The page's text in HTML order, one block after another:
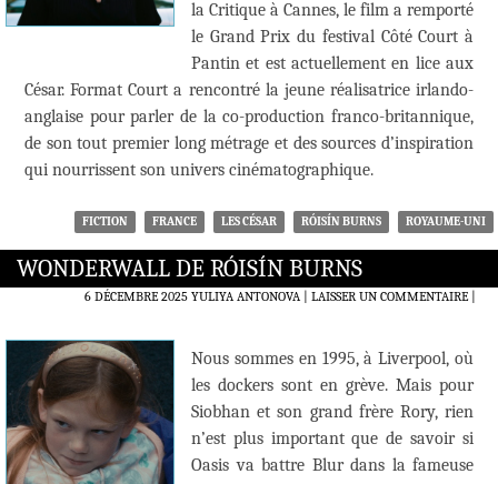
la Critique à Cannes, le film a remporté
le Grand Prix du festival Côté Court à
Pantin et est actuellement en lice aux
César. Format Court a rencontré la jeune réalisatrice irlando-
anglaise pour parler de la co-production franco-britannique,
de son tout premier long métrage et des sources d’inspiration
qui nourrissent son univers cinématographique.
FICTION FRANCE LES CÉSAR RÓISÍN BURNS ROYAUME-UNI
WONDERWALL DE RÓISÍN BURNS
6 DÉCEMBRE 2025 YULIYA ANTONOVA LAISSER UN COMMENTAIRE|
Nous sommes en 1995, à Liverpool, où
les dockers sont en grève. Mais pour
Siobhan et son grand frère Rory, rien
n’est plus important que de savoir si
Oasis va battre Blur dans la fameuse